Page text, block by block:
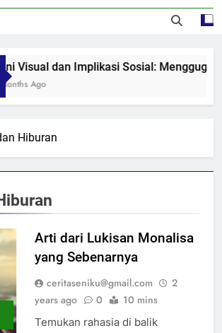
Visual dan Implikasi Sosial:
Ago
Hiburan
Arti dari Lukisan Monalisa
yang Sebenarnya
ceritaseniku@gmail.com
2
years ago
0 10 mins
Temukan rahasia di balik